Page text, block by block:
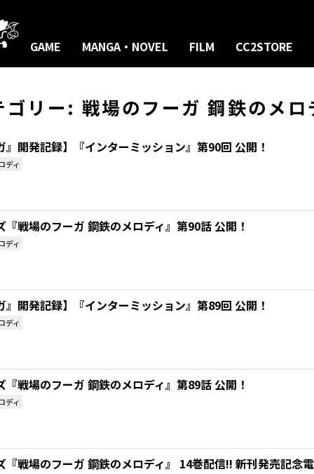
GAME MANGA・NOVEL FILM CC2STORE
ゴリー: 戦場のフーガ 鋼鉄のメロ
』開発記録】『インターミッション』第90回 公開！
ディ
戦場のフーガ 鋼鉄のメロディ』第90話 公開！
ディ
』開発記録】『インターミッション』第89回 公開！
ディ
戦場のフーガ 鋼鉄のメロディ』第89話 公開！
ディ
『戦場のフーガ 鋼鉄のメロディ』 14巻配信!! 新刊発売記念